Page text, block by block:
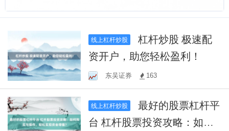
线上杠杆炒股
杠杆炒股 极速配
资开户，助您轻松盈利！
东吴证券 163
线上杠杆炒股
最好的股票杠杆平
台 杠杆股票投资攻略：如何